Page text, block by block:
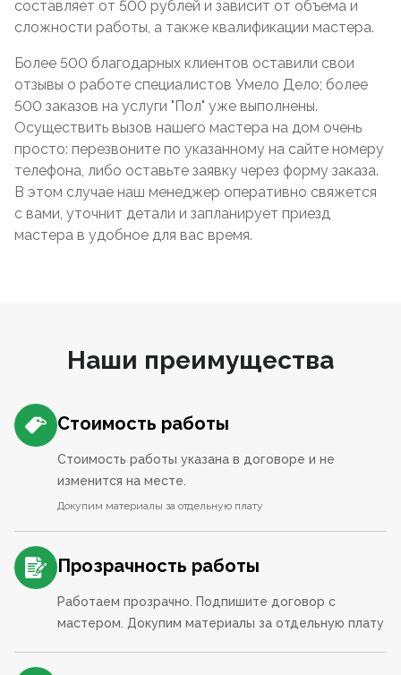
составляет от 500 рублей и зависит от объема и
сложности работы, а также квалификации мастера.
Более 500 благодарных клиентов оставили свои
отзывы о работе специалистов Умело Дело; более
500 заказов на услуги "Пол" уже выполнены.
Осуществить вызов нашего мастера на дом очень
просто: перезвоните по указанному на сайте номеру
телефона, либо оставьте заявку через форму заказа.
В этом случае наш менеджер оперативно свяжется
с вами, уточнит детали и запланирует приезд
мастера в удобное для вас время.
Наши преимущества
Стоимость работы
Стоимость работы указана в договоре и не
изменится на месте.
Докупим материалы за отдельную плату
Прозрачность работы
Работаем прозрачно. Подпишите договор с
мастером. Докупим материалы за отдельную плату